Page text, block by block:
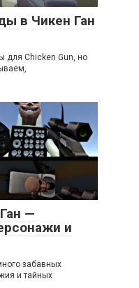
в Чикен Ган
для Chicken Gun, но
—
и
забавных
и тайных